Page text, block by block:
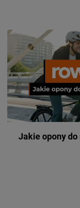
Jakie opony